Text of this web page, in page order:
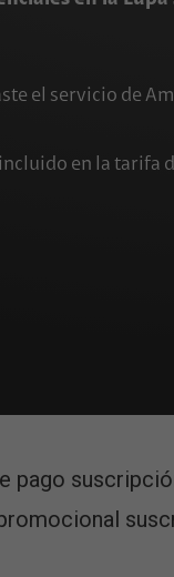
de Amazon
este
el servicio de
en la tarifa
pago